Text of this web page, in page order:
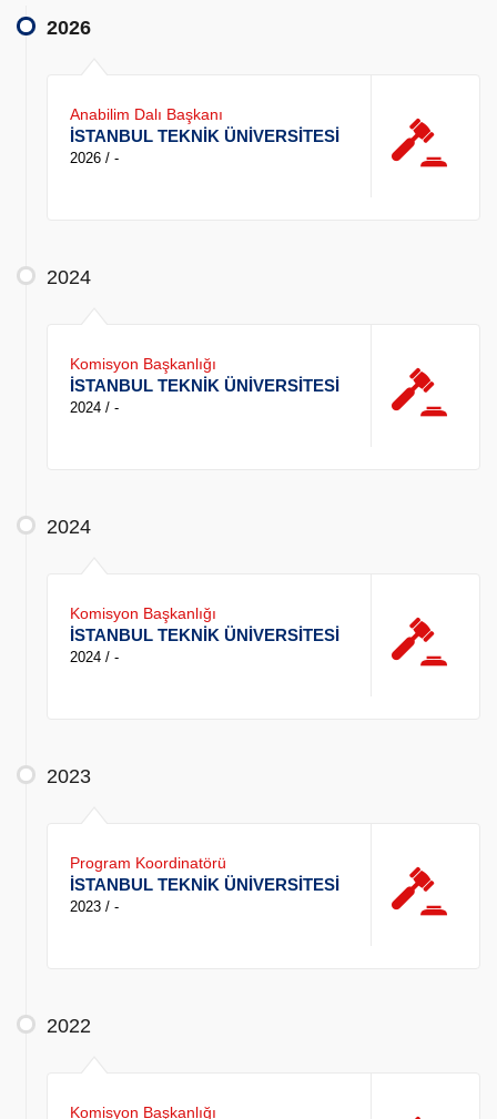
2026
Anabilim Dalı Başkanı
İSTANBUL TEKNİK ÜNİVERSİTESİ
2026 / -
2024
Komisyon Başkanlığı
İSTANBUL TEKNİK ÜNİVERSİTESİ
2024 / -
2024
Komisyon Başkanlığı
İSTANBUL TEKNİK ÜNİVERSİTESİ
2024 / -
2023
Program Koordinatörü
İSTANBUL TEKNİK ÜNİVERSİTESİ
2023 / -
2022
Komisyon Başkanlığı